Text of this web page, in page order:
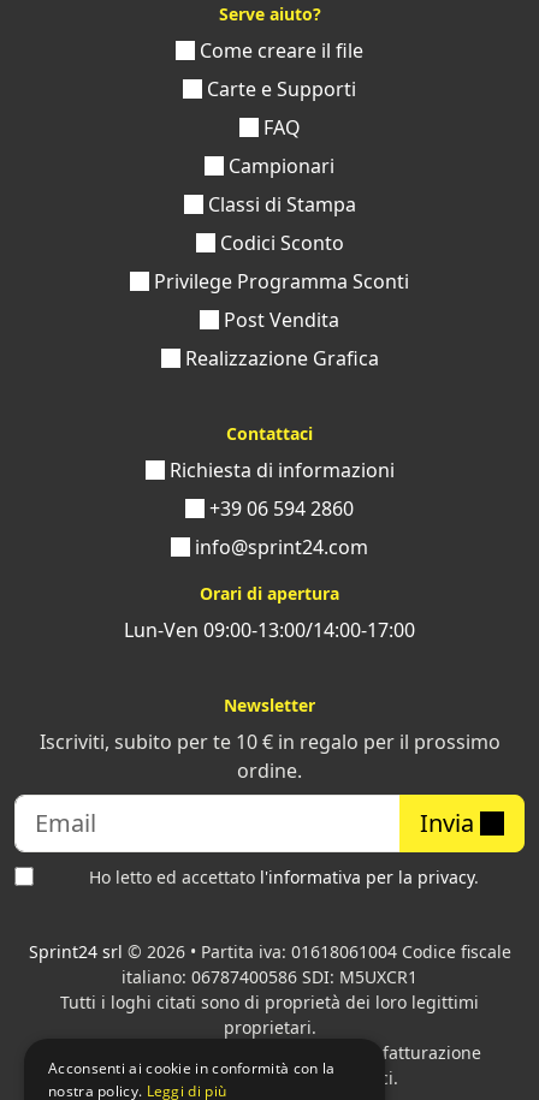
Serve aiuto?
Come creare il file
Carte e Supporti
FAQ
Campionari
Classi di Stampa
Codici Sconto
Privilege Programma Sconti
Post Vendita
Realizzazione Grafica
Contattaci
Richiesta di informazioni
+39 06 594 2860
info@sprint24.com
Orari di apertura
Lun-Ven 09:00-13:00/14:00-17:00
Newsletter
Iscriviti, subito per te 10 € in regalo per il prossimo
ordine.
Invia
Ho letto ed accettato l'informativa per la privacy.
Sprint24 srl © 2026 • Partita iva: 01618061004 Codice fiscale
italiano: 06787400586 SDI: M5UXCR1
Tutti i loghi citati sono di proprietà dei loro legittimi
proprietari.
adibita alla fatturazione
elettronica per gli Enti pubblici.
Acconsenti ai cookie in conformità con la
nostra policy. Leggi di più